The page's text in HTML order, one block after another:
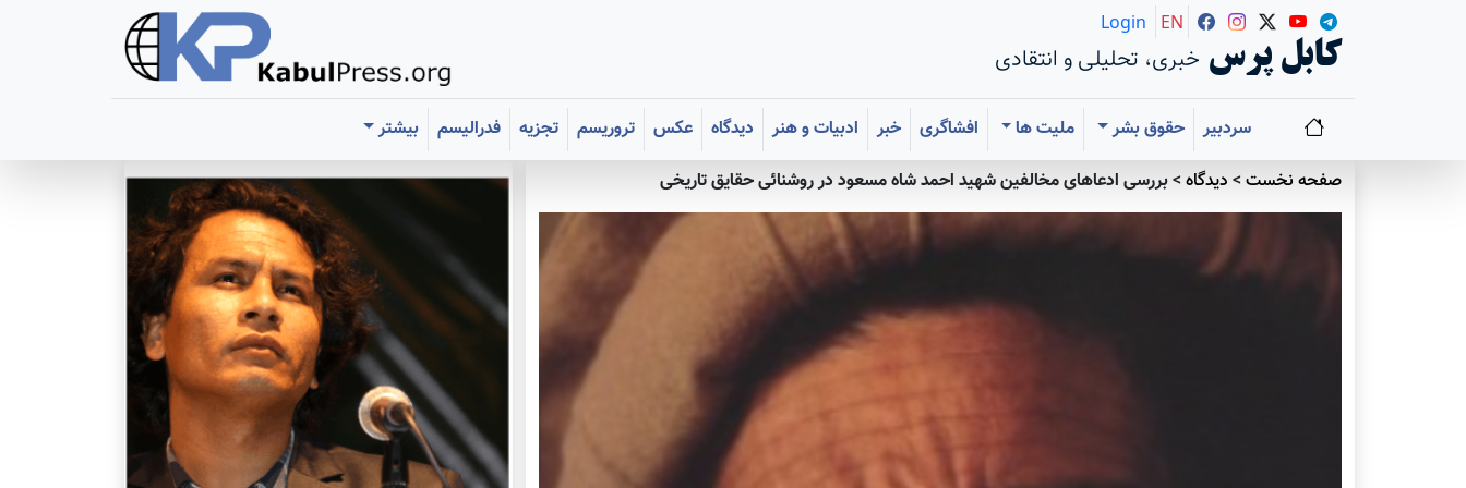
کابل پرس خبری، تحلیلی و انتقادی
Login EN
سردبیر حقوق بشر ملیت ها افشاگری خبر ادبیات و هنر دیدگاه عکس تروریسم تجزیه فدرالیسم
بیشتر
صفحه نخست> دیدگاه>بررسی ادعاهای مخالفین شهید احمد شاه مسعود در روشنائی حقایق تاریخی